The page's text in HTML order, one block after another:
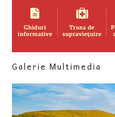
Galerie Multimedia